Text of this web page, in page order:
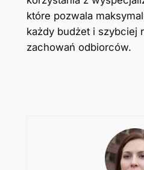
które pozwala
każdy budżet i szybciej
zachowań odbiorców.